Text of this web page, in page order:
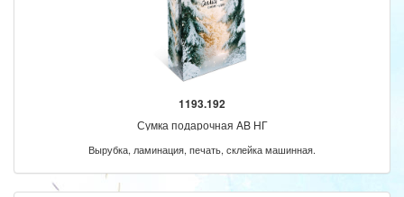
1193.192
Сумка подарочная AB НГ
Вырубка, ламинация, печать, склейка машинная.